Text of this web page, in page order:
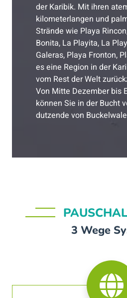
der Karibik. Mit ihren
kilometerlangen und
Strände wie Playa
Bonita, La Playita, La
Galeras, Playa Fronton,
es eine Region in der
vom Rest der Welt
Von Mitte Dezember bis
können Sie in der Bucht
dutzende von
3 Wege